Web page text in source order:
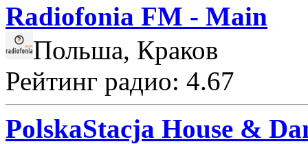
Radiofonia FM - Main
Польша, Краков
Рейтинг радио: 4.67
PolskaStacja House &